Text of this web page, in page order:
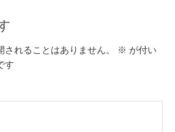
れることはありません。 ※ が付い
す